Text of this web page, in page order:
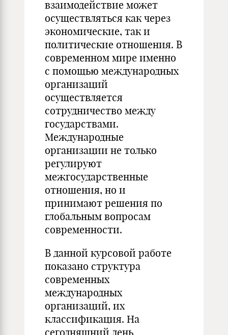
взаимодействие может
осуществляться как через
экономические, так и
политические отношения. В
современном мире именно
с помощью международных
организаций
осуществляется
сотрудничество между
государствами.
Международные
организации не только
регулируют
межгосударственные
отношения, но и
принимают решения по
глобальным вопросам
современности.
В данной курсовой работе
показано структура
современных
международных
организаций, их
классификация. На
сегодняшний день